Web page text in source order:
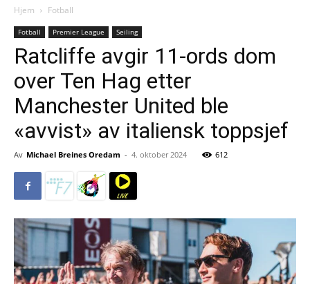
Hjem Fotball
Fotball Premier League Seiling
Ratcliffe avgir 11-ords dom
over Ten Hag etter
Manchester United ble
«avvist» av italiensk toppsjef
Av Michael Breines Oredam - 4. oktober 2024 612